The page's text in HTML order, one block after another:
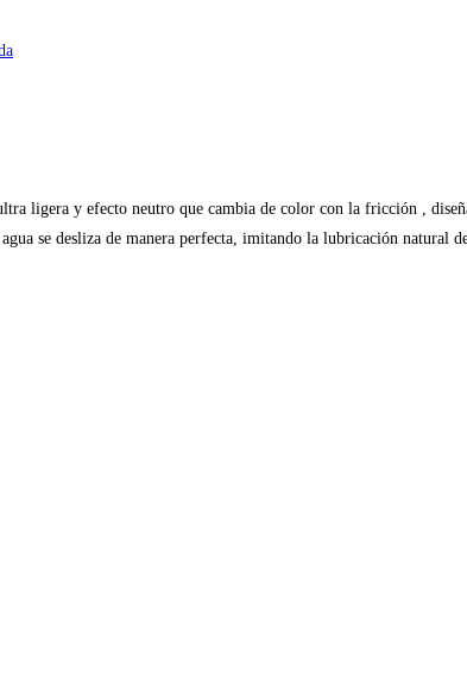
ligera y efecto neutro que cambia de color con la fricción ,
se desliza de manera perfecta, imitando la lubricación natural